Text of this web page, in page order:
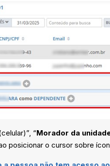
“Morador da
posicionar o cursor sobre